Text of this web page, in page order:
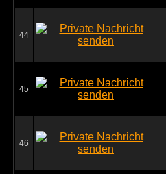
44
45
46